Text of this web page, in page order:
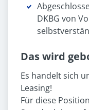
DKBG von
Das wird
Es handelt sich
Leasing!
Für diese